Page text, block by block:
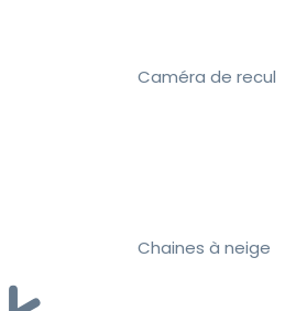
Caméra de recul
Chaines à neige